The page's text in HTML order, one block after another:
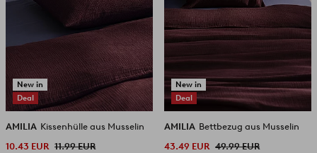
New in
Deal
AMILIA Kissenhülle aus Musselin
10.43 EUR 11.99 EUR
New in
Deal
AMILIA Bettbezug aus Musselin
43.49 EUR 49.99 EUR